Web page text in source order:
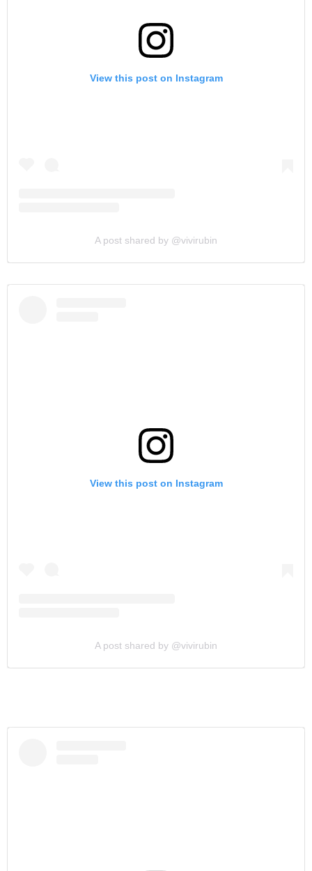
View this post on Instagram
A post shared by @vivirubin
View this post on Instagram
A post shared by @vivirubin